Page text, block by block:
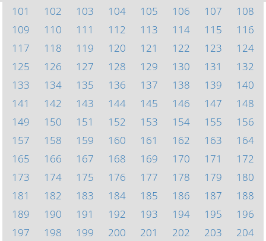
101
102 103 104 105 106 107
108
109
110 111 112 113 114 115
116
117
118 119 120 121 122 123
124
125
126 127 128 129 130 131
132
133
134 135 136 137 138 139
140
141
142 143 144 145 146 147
148
149
150 151 152 153 154 155
156
157
158 159 160 161 162 163
164
165
166 167 168 169 170 171
172
173
174 175 176 177 178 179
180
181
182 183 184 185 186 187
188
189
190 191 192 193 194 195
196
197
198 199 200 201 202 203
204